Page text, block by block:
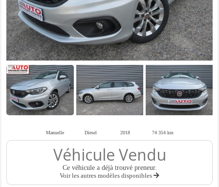
Manuelle Diesel 2018 74 354 km
Véhicule Vendu
Ce véhicule a déjà trouvé preneur.
Voir les autres modèles disponibles